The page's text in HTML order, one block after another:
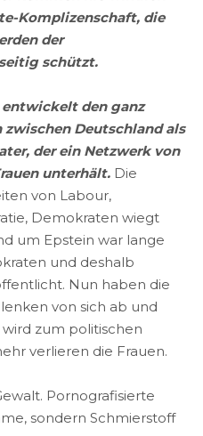
Komplizenschaft, die
der
schützt.
den ganz
zwischen Deutschland als
der ein Netzwerk von
unterhält. Die
von Labour,
Demokraten wiegt
um Epstein war lange
und deshalb
Nun haben die
von sich ab und
zum politischen
verlieren die Frauen.
Pornografisierte
sondern Schmierstoff